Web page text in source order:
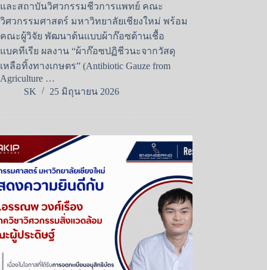
และสถาบันวิศวกรรมชีวการแพทย์ คณะ
วิศวกรรมศาสตร์ มหาวิทยาลัยเชียงใหม่ พร้อม
คณะผู้วิจัย พัฒนาต้นแบบผ้าก๊อซต้านเชื้อ
แบคทีเรีย ผลงาน “ผ้าก๊อซปฏิชีวนะจากวัสดุ
เหลือทิ้งทางเกษตร” (Antibiotic Gauze from
Agriculture …
SK
25 มิถุนายน 2026